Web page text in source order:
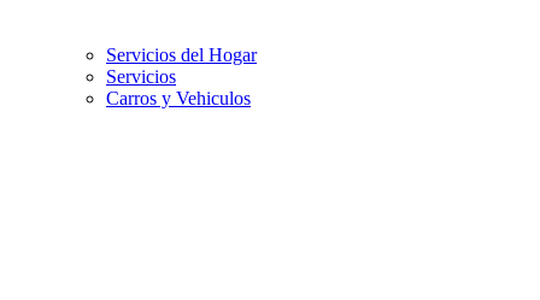
Servicios del Hogar
Servicios
Carros y Vehiculos